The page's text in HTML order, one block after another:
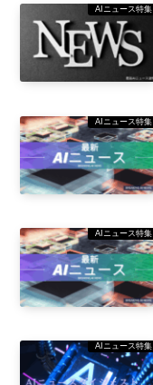
AIニュース特集
AIニュース特集
AIニュース特集
AIニュース特集